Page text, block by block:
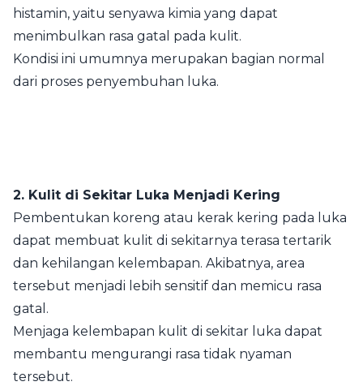
histamin, yaitu senyawa kimia yang dapat
menimbulkan rasa gatal pada kulit.
Kondisi ini umumnya merupakan bagian normal
dari proses penyembuhan luka.
2. Kulit di Sekitar Luka Menjadi Kering
Pembentukan koreng atau kerak kering pada luka
dapat membuat kulit di sekitarnya terasa tertarik
dan kehilangan kelembapan. Akibatnya, area
tersebut menjadi lebih sensitif dan memicu rasa
gatal.
Menjaga kelembapan kulit di sekitar luka dapat
membantu mengurangi rasa tidak nyaman
tersebut.